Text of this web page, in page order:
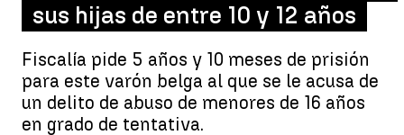
sus hijas de entre 10 y 12 años
Fiscalía pide 5 años y 10 meses de prisión
para este varón belga al que se le acusa de
un delito de abuso de menores de 16 años
en grado de tentativa.